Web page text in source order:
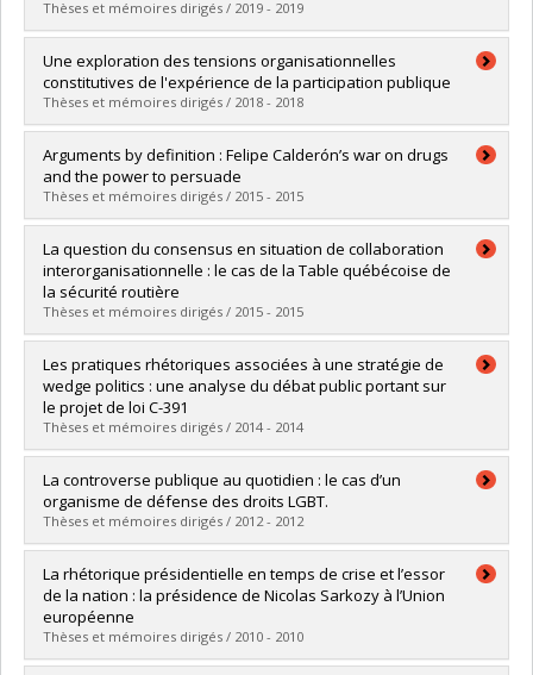
Lien vers le document dans Papyrus
Thèses et mémoires dirigés / 2019 - 2019
Graduate :Myles, David
Cycle :Doctoral
Grade :Ph. D.
Lien vers le document dans Papyrus
Une exploration des tensions organisationnelles
constitutives de l'expérience de la participation publique
Thèses et mémoires dirigés / 2018 - 2018
Graduate :Montreuil, Camille
Cycle :Master's
Grade :M. Sc.
Lien vers le document dans Papyrus
Arguments by definition : Felipe Calderón’s war on drugs
and the power to persuade
Thèses et mémoires dirigés / 2015 - 2015
Graduate : Gutiérrez Bayardi, José Oswaldo
Cycle :Master's
Grade :M. Sc.
Lien vers le document dans Papyrus
La question du consensus en situation de collaboration
interorganisationnelle : le cas de la Table québécoise de
la sécurité routière
Thèses et mémoires dirigés / 2015 - 2015
Graduate :Brodin, Stevan
Cycle : Master's
Grade :M. Sc.
Lien vers le document dans Papyrus
Les pratiques rhétoriques associées à une stratégie de
wedge politics : une analyse du débat public portant sur
le projet de loi C-391
Thèses et mémoires dirigés / 2014 - 2014
Graduate :Groleau, Julie
Cycle :Master's
Grade :M. Sc.
Lien vers le document dans Papyrus
La controverse publique au quotidien : le cas d’un
organisme de défense des droits LGBT.
Thèses et mémoires dirigés / 2012 - 2012
Graduate :Gagné, Pascal
Cycle :Master's
Grade :M. Sc.
Lien vers le document dans Papyrus
La rhétorique présidentielle en temps de crise et l’essor
de la nation : la présidence de Nicolas Sarkozy à l’Union
européenne
Thèses et mémoires dirigés / 2010 - 2010